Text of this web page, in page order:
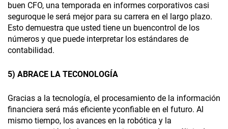
buen CFO, una temporada en informes corporativos casi
seguroque le será mejor para su carrera en el largo plazo.
Esto demuestra que usted tiene un buencontrol de los
números y que puede interpretar los estándares de
contabilidad.
5) ABRACE LA TECONOLOGÍA
Gracias a la tecnología, el procesamiento de la información
financiera será más eficiente yconfiable en el futuro. Al
mismo tiempo, los avances en la robótica y la